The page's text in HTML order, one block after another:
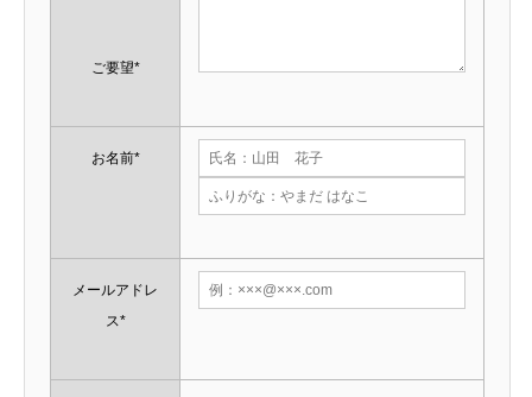
ご要望*
お名前*
メールアドレ
ス*